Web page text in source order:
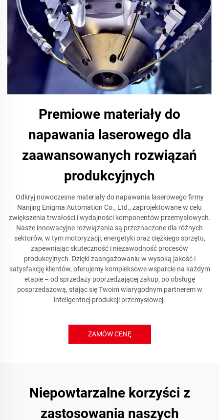
Premiowe materiały do
napawania laserowego dla
zaawansowanych rozwiązań
produkcyjnych
Odkryj nowoczesne materiały do napawania laserowego firmy
Nanjing Enigma Automation Co., Ltd., zaprojektowane w celu
zwiększenia trwałości i wydajności komponentów przemysłowych.
Nasze innowacyjne rozwiązania są przeznaczone dla różnych
sektorów, w tym motoryzacji, energetyki oraz ciężkiego sprzętu,
zapewniając skuteczność i niezawodność procesów
produkcyjnych. Dzięki zaangażowaniu w wysoką jakość i
satysfakcję klientów, oferujemy kompleksowe wsparcie na każdym
etapie – od sprzedaży poprzedzającej zakup, po obsługę
posprzedażową, stając się Twoim wiarygodnym partnerem w
inteligentnej produkcji przemysłowej.
ZAMÓW CENĘ
Niepowtarzalne korzyści z
zastosowania naszych